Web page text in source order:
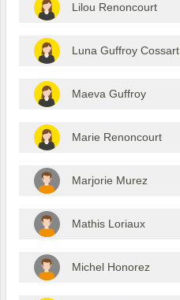
Lilou Renoncourt
Luna Guffroy Cossart
Maeva Guffroy
Marie Renoncourt
Marjorie Murez
Mathis Loriaux
Michel Honorez